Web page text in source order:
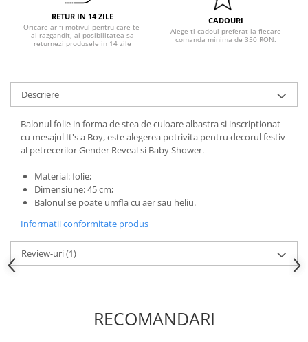
Petrecere 50 ani
Ocazie
Craciun
Gender Reveal
Baby Shower
Botez
Halloween
Nunta
Paste
Petrecere 1 An
Petrecerea Burlacitelor
Petreceri Aniversare
Valentine's Day
RETUR IN 14 ZILE
Oricare ar fi motivul pentru care te-
ai razgandit, ai posibilitatea sa
returnezi produsele in 14 zile
CADOURI
Alege-ti cadoul preferat la fiecare
comanda minima de 350 RON.
Descriere
Balonul folie in forma de stea de culoare albastra si inscriptionat
cu mesajul It's a Boy, este alegerea potrivita pentru decorul festiv
al petrecerilor Gender Reveal si Baby Shower.
Material: folie;
Dimensiune: 45 cm;
Balonul se poate umfla cu aer sau heliu.
Informatii conformitate produs
Review-uri(1)
RECOMANDARI